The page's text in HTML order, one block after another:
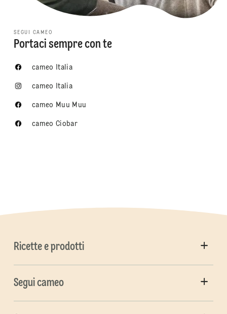
SEGUI CAMEO
Portaci sempre con te
cameo Italia
cameo Italia
cameo Muu Muu
cameo Ciobar
Ricette e prodotti
Segui cameo